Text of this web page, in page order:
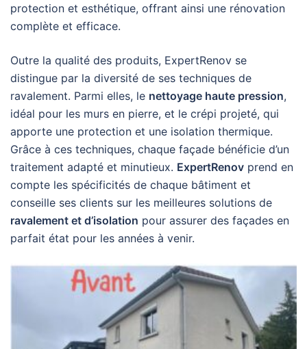
protection et esthétique, offrant ainsi une rénovation
complète et efficace.
Outre la qualité des produits, ExpertRenov se
distingue par la diversité de ses techniques de
ravalement. Parmi elles, le nettoyage haute pression,
idéal pour les murs en pierre, et le crépi projeté, qui
apporte une protection et une isolation thermique.
Grâce à ces techniques, chaque façade bénéficie d’un
traitement adapté et minutieux. ExpertRenov prend en
compte les spécificités de chaque bâtiment et
conseille ses clients sur les meilleures solutions de
ravalement et d’isolation pour assurer des façades en
parfait état pour les années à venir.